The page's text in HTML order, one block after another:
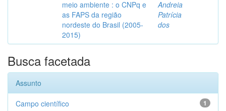
meio ambiente : o CNPq e
as FAPS da região
nordeste do Brasil (2005-
2015)
Andreia
Patrícia
dos
Busca facetada
Assunto
1
Campo científico